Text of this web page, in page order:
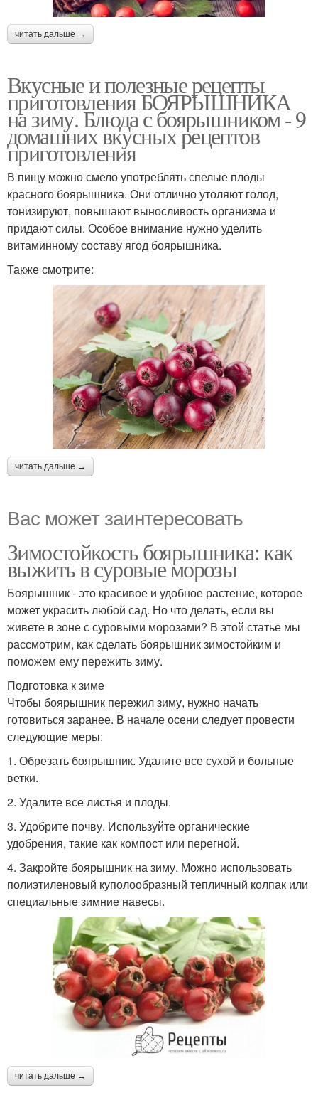
читать дальше →
Вкусные и полезные рецепты
приготовления БОЯРЫШНИКА
на зиму. Блюда с боярышником - 9
домашних вкусных рецептов
приготовления
В пищу можно смело употреблять спелые плоды
красного боярышника. Они отлично утоляют голод,
тонизируют, повышают выносливость организма и
придают силы. Особое внимание нужно уделить
витаминному составу ягод боярышника.
Также смотрите:
читать дальше →
Вас может заинтересовать
Зимостойкость боярышника: как
выжить в суровые морозы
Боярышник - это красивое и удобное растение, которое
может украсить любой сад. Но что делать, если вы
живете в зоне с суровыми морозами? В этой статье мы
рассмотрим, как сделать боярышник зимостойким и
поможем ему пережить зиму.
Подготовка к зиме
Чтобы боярышник пережил зиму, нужно начать
готовиться заранее. В начале осени следует провести
следующие меры:
1. Обрезать боярышник. Удалите все сухой и больные
ветки.
2. Удалите все листья и плоды.
3. Удобрите почву. Используйте органические
удобрения, такие как компост или перегной.
4. Закройте боярышник на зиму. Можно использовать
полиэтиленовый куполообразный тепличный колпак или
специальные зимние навесы.
читать дальше →